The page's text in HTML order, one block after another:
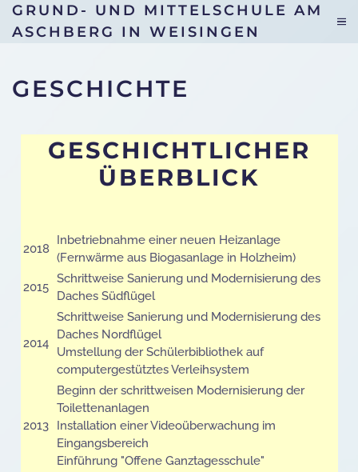
GRUND- UND MITTELSCHULE AM
ASCHBERG IN WEISINGEN
GESCHICHTE
GESCHICHTLICHER
ÜBERBLICK
2018
Inbetriebnahme einer neuen Heizanlage
(Fernwärme aus Biogasanlage in Holzheim)
2015
Schrittweise Sanierung und Modernisierung des
Daches Südflügel
2014
Schrittweise Sanierung und Modernisierung des
Daches Nordflügel
Umstellung der Schülerbibliothek auf
computergestütztes Verleihsystem
2013
Beginn der schrittweisen Modernisierung der
Toilettenanlagen
Installation einer Videoüberwachung im
Eingangsbereich
Einführung "Offene Ganztagesschule"